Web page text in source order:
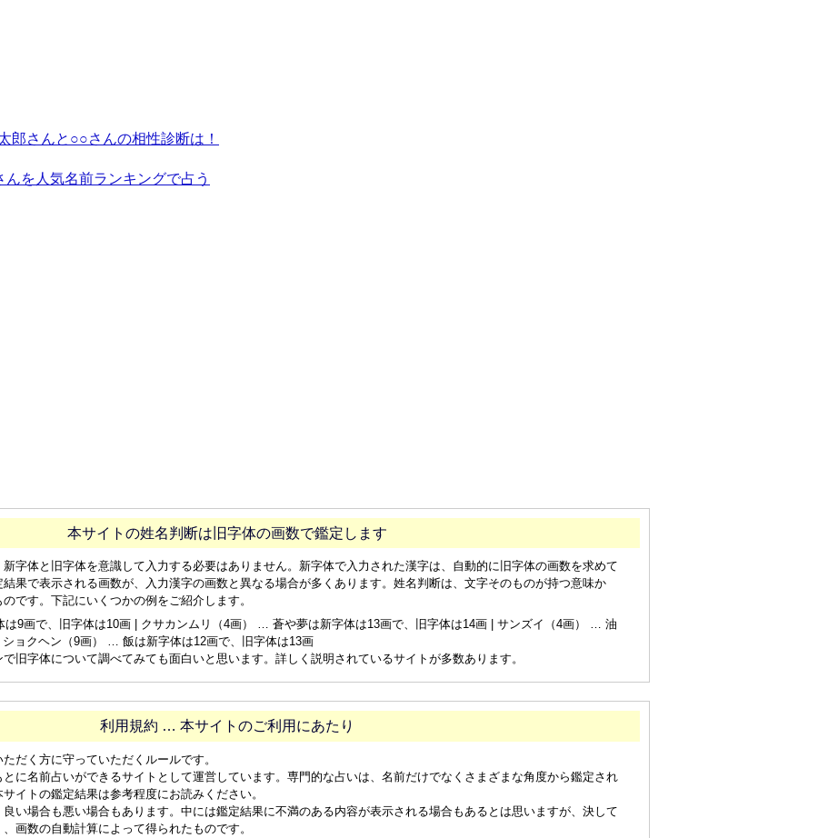
郎さんと○○さんの相性診断は！
んを人気名前ランキングで占う
本サイトの姓名判断は旧字体の画数で鑑定します
字体と旧字体を意識して入力する必要はありません。新字体で入力された漢字は、自動的に旧字体の画数を求めて
果で表示される画数が、入力漢字の画数と異なる場合が多くあります。姓名判断は、文字そのものが持つ意味か
です。下記にいくつかの例をご紹介します。
9画で、旧字体は10画 | クサカンムリ（4画） … 蒼や夢は新字体は13画で、旧字体は14画 | サンズイ（4画） … 油
ョクヘン（9画） … 飯は新字体は12画で、旧字体は13画
旧字体について調べてみても面白いと思います。詳しく説明されているサイトが多数あります。
利用規約 … 本サイトのご利用にあたり
だく方に守っていただくルールです。
とに名前占いができるサイトとして運営しています。専門的な占いは、名前だけでなくさまざまな角度から鑑定され
イトの鑑定結果は参考程度にお読みください。
い場合も悪い場合もあります。中には鑑定結果に不満のある内容が表示される場合もあるとは思いますが、決して
画数の自動計算によって得られたものです。